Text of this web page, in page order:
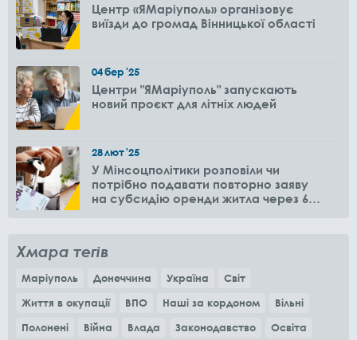
Центр «ЯМаріуполь» організовує
виїзди до громад Вінницької області
04бер'25
Центри "ЯМаріуполь" запускають
новий проєкт для літніх людей
28лют'25
У Мінсоцполітики розповіли чи
потрібно подавати повторно заяву
на субсидію оренди житла через 6
Хмара тегів
Маріуполь Донеччина Україна
Світ
Життя в окупації
ВПО Наші за кордоном
Вільні
Полонені
Війна Влада Законодавство
Освіта